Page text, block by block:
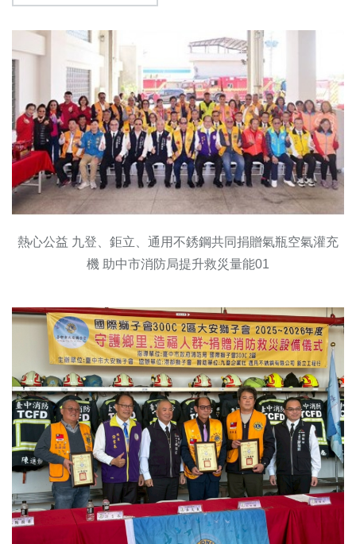
熱心公益 九登、鉅立、通用不銹鋼共同捐贈氣瓶空氣灌充
機 助中市消防局提升救災量能01